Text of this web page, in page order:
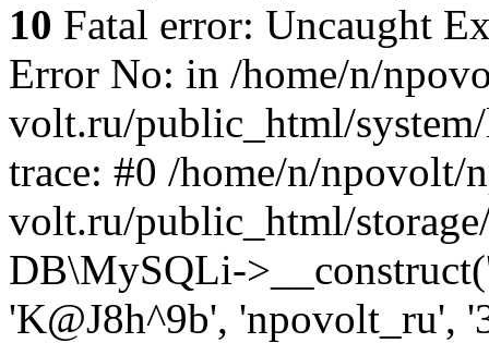
10 Fatal error: Uncaught
Error No: in /home/n/
volt.ru/public_html/
trace: #0 /home/n/npovolt/
volt.ru/public_html/
DB\MySQLi-
'K@J8h^9b', 'npovolt_ru',